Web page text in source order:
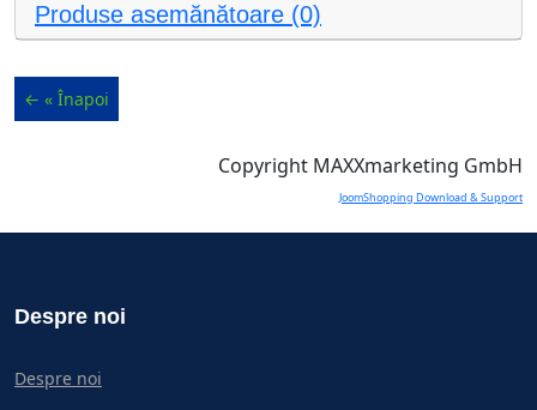
Produse asemănătoare (0)
Copyright MAXXmarketing GmbH
JoomShopping Download & Support
Despre noi
Despre noi